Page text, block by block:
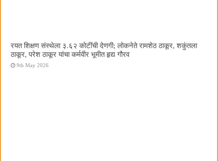
रयत शिक्षण संस्थेला ३.६२ कोटींची देणगी; लोकनेते रामशेठ ठाकूर, शकुंतला
ठाकूर, परेश ठाकूर यांचा कर्मवीर भूमीत हृद्य गौरव
9th May 2026